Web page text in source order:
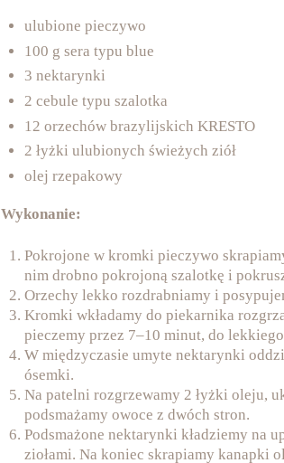
ulubione pieczywo
100 g sera typu blue
3 nektarynki
2 cebule typu szalotka
12 orzechów brazylijskich KRESTO
2 łyżki ulubionych świeżych ziół
olej rzepakowy
Wykonanie:
Pokrojone w kromki pieczywo
nim drobno pokrojoną szalotkę i
Orzechy lekko rozdrabniamy i
Kromki wkładamy do piekarnika
pieczemy przez 7–10 minut, do
W międzyczasie umyte nektarynki
ósemki.
Na patelni rozgrzewamy 2 łyżki oleju,
podsmażamy owoce z dwóch stron.
Podsmażone nektarynki kładziemy na
ziołami. Na koniec skrapiamy kanapki